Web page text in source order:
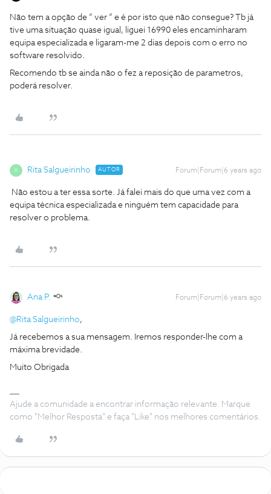
Não tem a opção de “ ver “ e é por isto que não consegue? Tb já
tive uma situação quase igual, liguei 16990 eles encaminharam
equipa especializada e ligaram-me 2 dias depois com o erro no
software resolvido.
Recomendo tb se ainda não o fez a reposição de parametros,
poderá resolver.
R Rita Salgueirinho AUTOR Forum|Forum|6 years ago
Não estou a ter essa sorte. Já falei mais do que uma vez com a
equipa técnica especializada e ninguém tem capacidade para
resolver o problema.
Ana P. Forum|Forum|6 years ago
@Rita Salgueirinho,
Já recebemos a sua mensagem. Iremos responder-lhe com a
máxima brevidade.
Muito Obrigada
Ajude a comunidade a encontrar informação relevante. Marque
como "Melhor Resposta" e faça "Like" nos melhores comentários.